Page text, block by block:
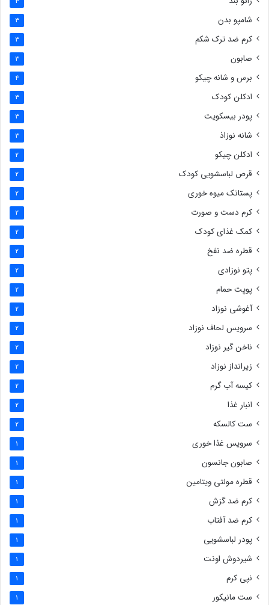
شامپو بدن 3
کرم ضد ترک شکم 3
صابون 3
برس و شانه چیکو 4
ادکلن کودک 3
پودر بیسکویت 3
شانه نوزاذ 3
ادکلن چیکو 2
قرص لباسشویی کودک 2
پستانک میوه خوری 2
کرم دست و صورت 2
کمک غذای کودک 2
قطره ضد نفخ 2
پتو نوزادی 2
پوپت حمام 2
آغوشی نوزاد 2
سرویس لحاف نوزاد 2
ناخن گیر نوزاد 2
زیرانداز نوزاد 2
کیسه آب گرم 2
انبار غذا 2
ست کالسکه 2
سرویس غذا خوری 1
صابون جانسون 1
قطره مولتی ویتامین 1
کرم ضد گزش 1
کرم ضد آفتاب 1
پودر لباسشویی 1
شیردوش اونت 1
نپی کرم 1
ست مانیکور 1